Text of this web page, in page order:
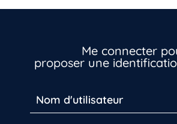
Me connecter
proposer une